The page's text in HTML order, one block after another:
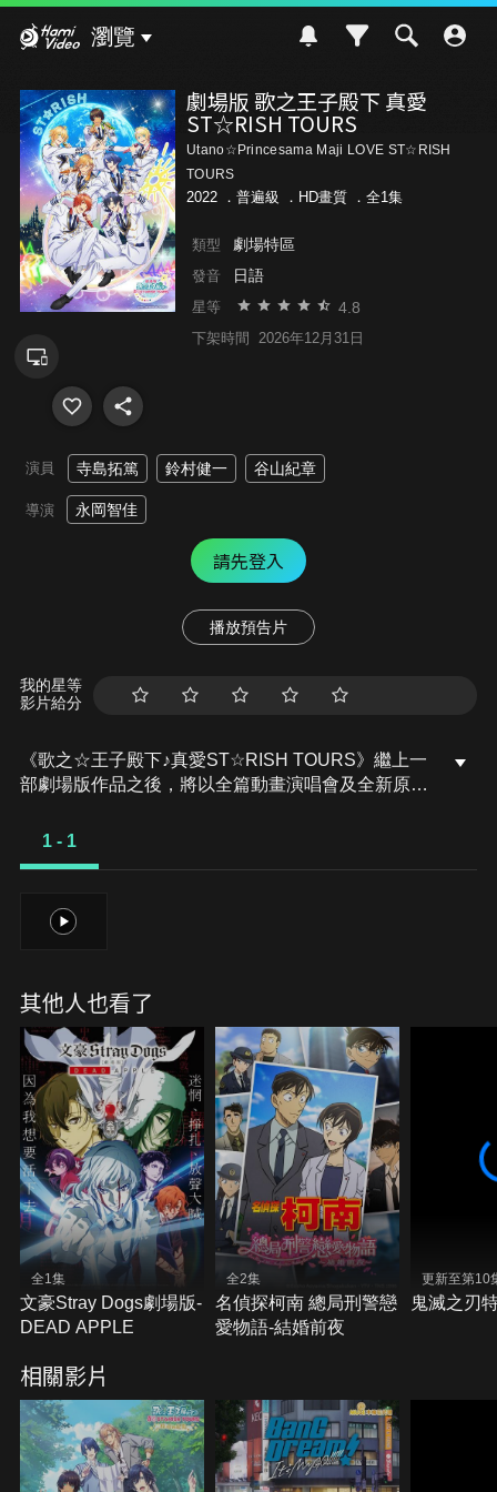
瀏覽
劇場版 歌之王子殿下 真愛
ST☆RISH TOURS
Utano☆Princesama Maji LOVE ST☆RISH
TOURS
2022 ． 普遍級 ．HD畫質 ．全1集
類型 劇場特區
發音 日語
星等 4.8
下架時間 2026年12月31日
演員 寺島拓篤 鈴村健一 谷山紀章
導演 永岡智佳
請先登入
播放預告片
我的星等
影片給分
《歌之☆王子殿下♪真愛ST☆RISH TOURS》繼上一
部劇場版作品之後，將以全篇動畫演唱會及全新原創
程。來吧！與ST☆RISH一起踏上旅程，在全世界散
1 - 1
1
其他人也看了
全1集
文豪Stray Dogs劇場版-
DEAD APPLE
全2集
名偵探柯南 總局刑警戀
愛物語-結婚前夜
更新至第10
鬼滅之刃
相關影片